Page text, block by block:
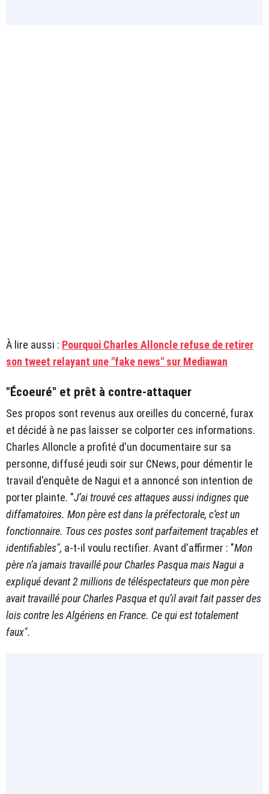
À lire aussi : Pourquoi Charles Alloncle refuse de retirer
son tweet relayant une "fake news" sur Mediawan
"Écoeuré" et prêt à contre-attaquer
Ses propos sont revenus aux oreilles du concerné, furax
et décidé à ne pas laisser se colporter ces informations.
Charles Alloncle a profité d'un documentaire sur sa
personne, diffusé jeudi soir sur CNews, pour démentir le
travail d'enquête de Nagui et a annoncé son intention de
porter plainte. "J’ai trouvé ces attaques aussi indignes que
diffamatoires. Mon père est dans la préfectorale, c’est un
fonctionnaire. Tous ces postes sont parfaitement traçables et
identifiables", a-t-il voulu rectifier. Avant d'affirmer : "Mon
père n’a jamais travaillé pour Charles Pasqua mais Nagui a
expliqué devant 2 millions de téléspectateurs que mon père
avait travaillé pour Charles Pasqua et qu’il avait fait passer des
lois contre les Algériens en France. Ce qui est totalement
faux".